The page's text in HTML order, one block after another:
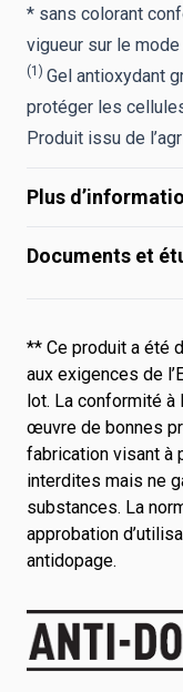
* sans colorant
vigueur sur le
(1) Gel antioxydant
protéger les
Produit issu de
Plus
Documents et
** Ce produit a été
aux exigences de
lot. La conformité à
œuvre de bonnes
fabrication visant à
interdites mais ne
substances. La
approbation
antidopage.